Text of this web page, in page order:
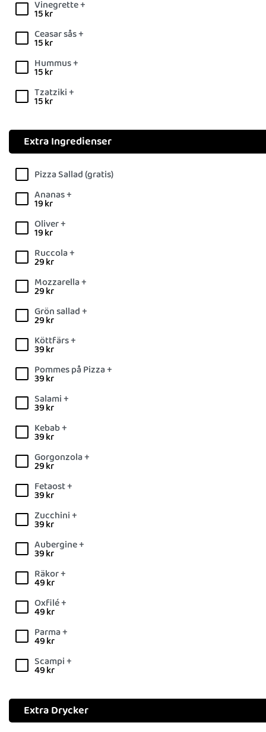
Vinegrette +
15kr
Ceasar sås +
15kr
Hummus +
15kr
Tzatziki +
15kr
Extra Ingredienser
Pizza Sallad (gratis)
Ananas +
19kr
Oliver +
19kr
Ruccola +
29kr
Mozzarella +
29kr
Grön sallad +
29kr
Köttfärs +
39kr
Pommes på Pizza +
39kr
Salami +
39kr
Kebab +
39kr
Gorgonzola +
29kr
Fetaost +
39kr
Zucchini +
39kr
Aubergine +
39kr
Räkor +
49kr
Oxfilé +
49kr
Parma +
49kr
Scampi +
49kr
Extra Drycker